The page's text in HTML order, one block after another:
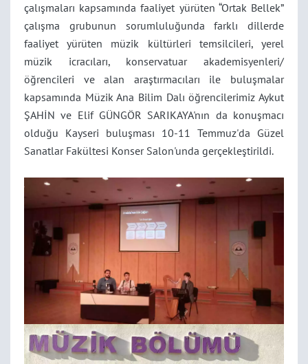
çalışmaları kapsamında faaliyet yürüten “Ortak Bellek”
çalışma grubunun sorumluluğunda farklı dillerde
faaliyet yürüten müzik kültürleri temsilcileri, yerel
müzik icracıları, konservatuar akademisyenleri/
öğrencileri ve alan araştırmacıları ile buluşmalar
kapsamında Müzik Ana Bilim Dalı öğrencilerimiz Aykut
ŞAHİN ve Elif GÜNGÖR SARIKAYA'nın da konuşmacı
olduğu Kayseri buluşması 10-11 Temmuz'da Güzel
Sanatlar Fakültesi Konser Salon'unda gerçekleştirildi.